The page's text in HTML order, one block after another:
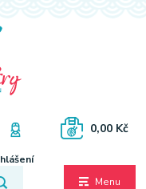
Menu
0,00 Kč